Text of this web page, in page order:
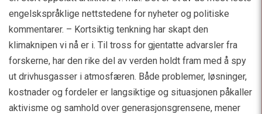
engelskspråklige nettstedene for nyheter og politiske
kommentarer. – Kortsiktig tenkning har skapt den
klimaknipen vi nå er i. Til tross for gjentatte advarsler fra
forskerne, har den rike del av verden holdt fram med å spy
ut drivhusgasser i atmosfæren. Både problemer, løsninger,
kostnader og fordeler er langsiktige og situasjonen påkaller
aktivisme og samhold over generasjonsgrensene, mener